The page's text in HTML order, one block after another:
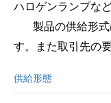
ハロゲンランプな
製品の供給形
す。また取引先の
供給形態